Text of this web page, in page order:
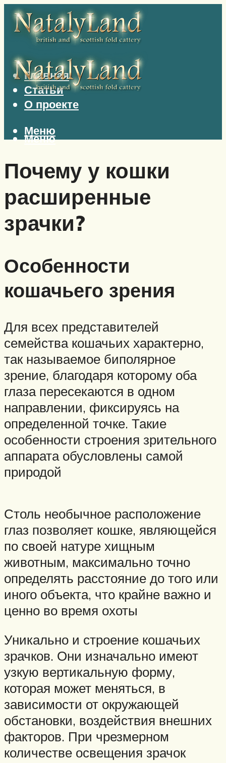
Главная
Статьи
О проекте
Меню
Меню
Почему у кошки
расширенные
зрачки?
Особенности
кошачьего зрения
Для всех представителей
семейства кошачьих характерно,
так называемое биполярное
зрение, благодаря которому оба
глаза пересекаются в одном
направлении, фиксируясь на
определенной точке. Такие
особенности строения зрительного
аппарата обусловлены самой
природой
Столь необычное расположение
глаз позволяет кошке, являющейся
по своей натуре хищным
животным, максимально точно
определять расстояние до того или
иного объекта, что крайне важно и
ценно во время охоты
Уникально и строение кошачьих
зрачков. Они изначально имеют
узкую вертикальную форму,
которая может меняться, в
зависимости от окружающей
обстановки, воздействия внешних
факторов. При чрезмерном
количестве освещения зрачок